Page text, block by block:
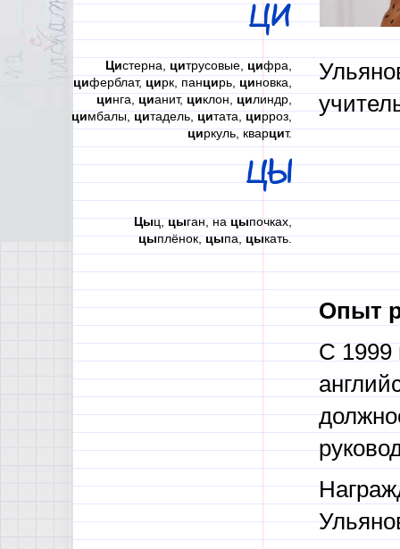
ЦИ
Цистерна, цитрусовые, цифра,
циферблат, цирк, панцирь, циновка,
цинга, цианит, циклон, цилиндр,
цимбалы,цитадель,цитата,цирроз,
циркуль, кварцит.
ЦЫ
Цыц,цыган, нацыпочках,
цыплёнок,цыпа,цыкать.
Опыт
С 1999